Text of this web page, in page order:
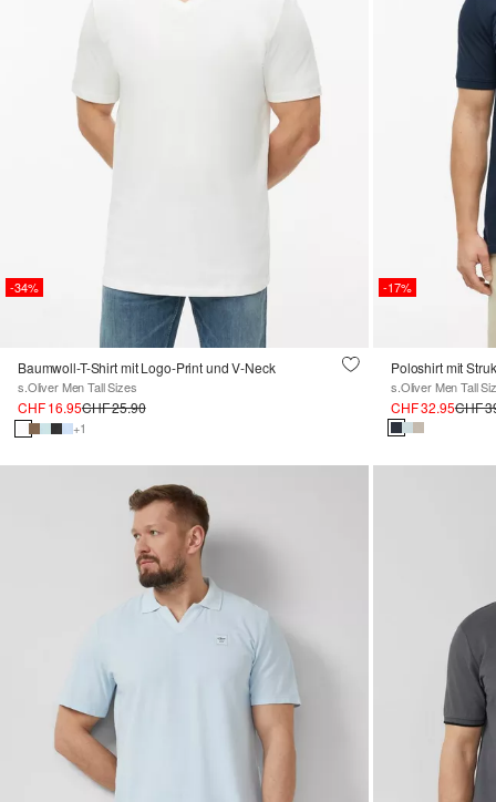
-34%
Baumwoll-T-Shirt mit Logo-Print und V-Neck
s.Oliver Men Tall Sizes
CHF 16.95CHF 25.90
+1
-17%
Poloshirt mit
s.Oliver Men Tall
CHF 32.95CHF